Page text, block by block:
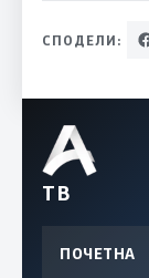
СПОДЕЛИ:
ТВ
ПОЧЕТНА